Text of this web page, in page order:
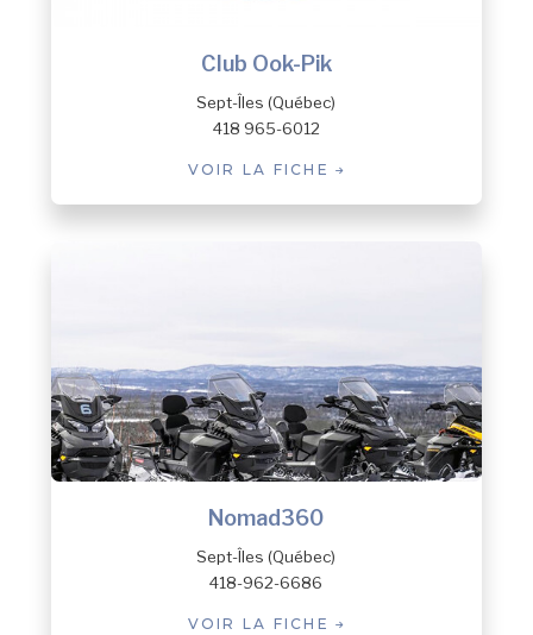
Club Ook-Pik
Sept-Îles (Québec)
418 965-6012
VOIR LA FICHE
Nomad360
Sept-Îles (Québec)
418-962-6686
VOIR LA FICHE